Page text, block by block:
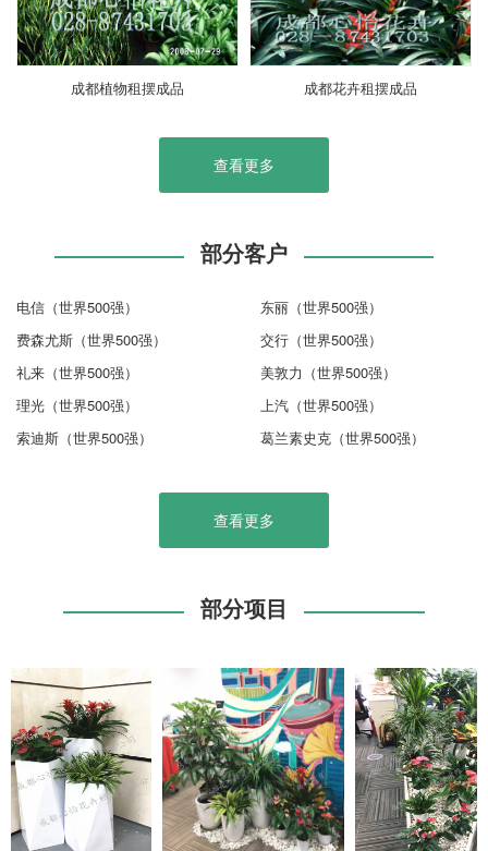
成都植物租摆成品 成都花卉租摆成品
查看更多
部分客户
电信（世界500强）
东丽（世界500强）
费森尤斯（世界500强）
交行（世界500强）
礼来（世界500强）
美敦力（世界500强）
理光（世界500强）
上汽（世界500强）
索迪斯（世界500强）
葛兰素史克（世界500强）
查看更多
部分项目